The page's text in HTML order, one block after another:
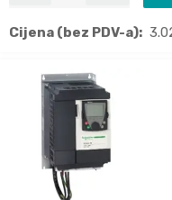
Cijena (bez PDV-a):